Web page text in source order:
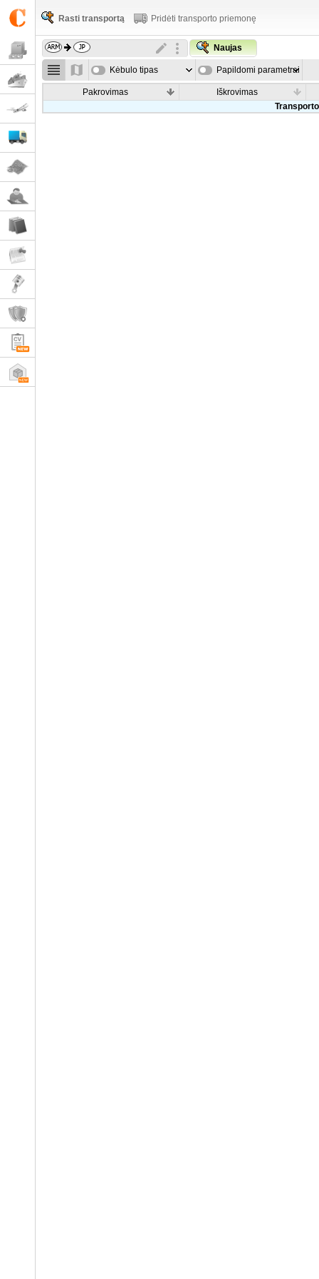
Rasti transportą Pridėti transporto priemonę
Naujas
Kėbulo tipas Papildomi parametrai
Pakrovimas
Iškrovimas